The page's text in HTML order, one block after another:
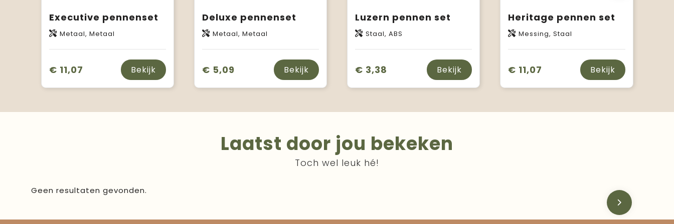
Executive pennenset
Metaal, Metaal
€ 11,07 Bekijk
Deluxe pennenset
Metaal, Metaal
€ 5,09 Bekijk
Luzern pennen set
Staal, ABS
€ 3,38 Bekijk
Heritage pennen set
Messing, Staal
€ 11,07 Bekijk
Laatst door jou bekeken
Toch wel leuk hé!
Geen resultaten gevonden.